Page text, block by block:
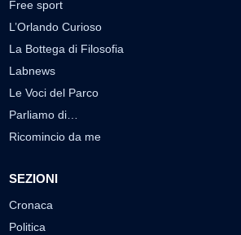
Free sport
L’Orlando Curioso
La Bottega di Filosofia
Labnews
Le Voci del Parco
Parliamo di…
Ricomincio da me
SEZIONI
Cronaca
Politica